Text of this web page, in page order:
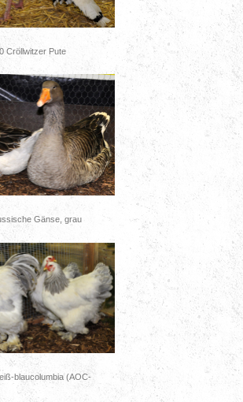
Cröllwitzer Pute
Gänse, grau
blaucolumbia (AOC-